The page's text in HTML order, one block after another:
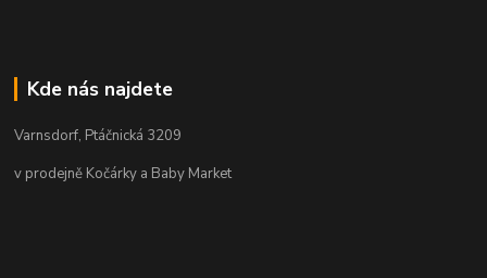
Kde nás najdete
Varnsdorf, Ptáčnická 3209
v prodejně Kočárky a Baby Market